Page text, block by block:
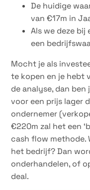
De huidige
van €17m in
Als we deze
een
Mocht je als
te kopen en je hebt
de analyse, dan
voor een prijs lager
ondernemer
€220m zal het een
cash flow methode.
het bedrijf? Dan
onderhandelen, of
deal.